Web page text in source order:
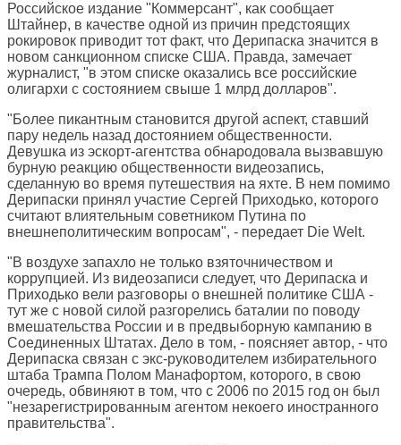
Российское издание "Коммерсант", как сообщает
Штайнер, в качестве одной из причин предстоящих
рокировок приводит тот факт, что Дерипаска значится в
новом санкционном списке США. Правда, замечает
журналист, "в этом списке оказались все российские
олигархи с состоянием свыше 1 млрд долларов".
"Более пикантным становится другой аспект, ставший
пару недель назад достоянием общественности.
Девушка из эскорт-агентства обнародовала вызвавшую
бурную реакцию общественности видеозапись,
сделанную во время путешествия на яхте. В нем помимо
Дерипаски принял участие Сергей Приходько, которого
считают влиятельным советником Путина по
внешнеполитическим вопросам", - передает Die Welt.
"В воздухе запахло не только взяточничеством и
коррупцией. Из видеозаписи следует, что Дерипаска и
Приходько вели разговоры о внешней политике США -
тут же с новой силой разгорелись баталии по поводу
вмешательства России и в предвыборную кампанию в
Соединенных Штатах. Дело в том, - поясняет автор, - что
Дерипаска связан с экс-руководителем избирательного
штаба Трампа Полом Манафортом, которого, в свою
очередь, обвиняют в том, что с 2006 по 2015 год он был
"незарегистрированным агентом некоего иностранного
правительства".